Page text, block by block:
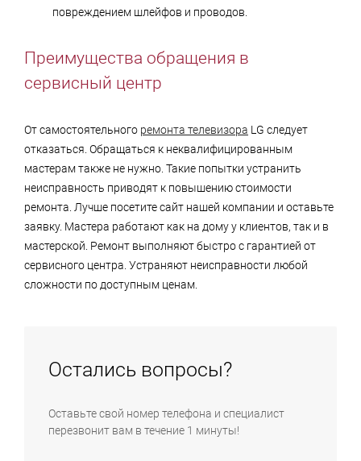
повреждением шлейфов и проводов.
Преимущества обращения в
сервисный центр
От самостоятельного ремонта телевизора LG следует
отказаться. Обращаться к неквалифицированным
мастерам также не нужно. Такие попытки устранить
неисправность приводят к повышению стоимости
ремонта. Лучше посетите сайт нашей компании и оставьте
заявку. Мастера работают как на дому у клиентов, так и в
мастерской. Ремонт выполняют быстро с гарантией от
сервисного центра. Устраняют неисправности любой
сложности по доступным ценам.
Остались вопросы?
Оставьте свой номер телефона и специалист
перезвонит вам в течение 1 минуты!